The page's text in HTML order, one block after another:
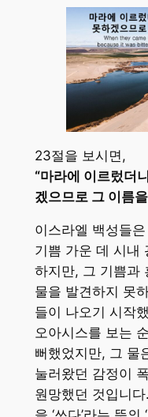
23절을 보시면,
“마라에 이르렀더
겠으므로 그 이름
이스라엘 백성들
기쁨 가운 데 시내
하지만, 그 기쁨과
물을 발견하지 못
들이 나오기 시작
오아시스를 보는
뻐했었지만, 그 물
눌러왔던 감정이
원망했던 것입니